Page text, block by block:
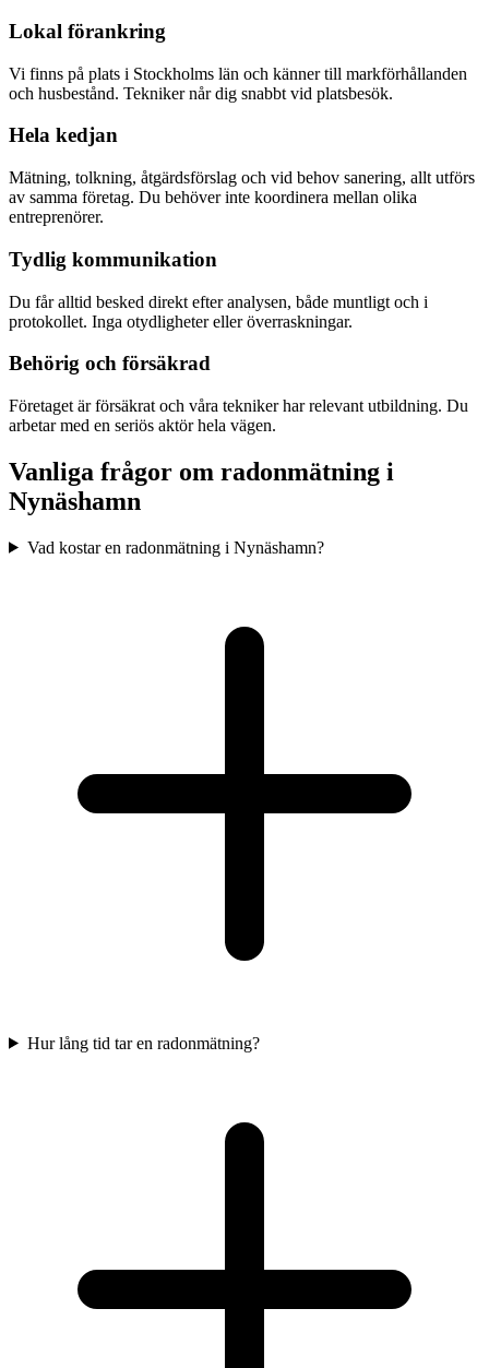
Lokal förankring
Vi finns på plats i Stockholms län och känner till markförhållanden
och husbestånd. Tekniker når dig snabbt vid platsbesök.
Hela kedjan
Mätning, tolkning, åtgärdsförslag och vid behov sanering, allt utförs
av samma företag. Du behöver inte koordinera mellan olika
entreprenörer.
Tydlig kommunikation
Du får alltid besked direkt efter analysen, både muntligt och i
protokollet. Inga otydligheter eller överraskningar.
Behörig och försäkrad
Företaget är försäkrat och våra tekniker har relevant utbildning. Du
arbetar med en seriös aktör hela vägen.
Vanliga frågor om radonmätning i
Nynäshamn
Vad kostar en radonmätning i Nynäshamn?
Hur lång tid tar en radonmätning?